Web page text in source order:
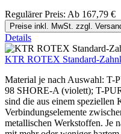
Regulärer Preis: Ab 167,79 €
Preise inkl. MwSt. zzgl.
Details
KTR ROTEX Standard-
Material je nach Auswahl: T-
98 SHORE-A (violett); T-
sind die aus einem speziellen
Verbindungselemente
metallischen Werkstoffen. Je